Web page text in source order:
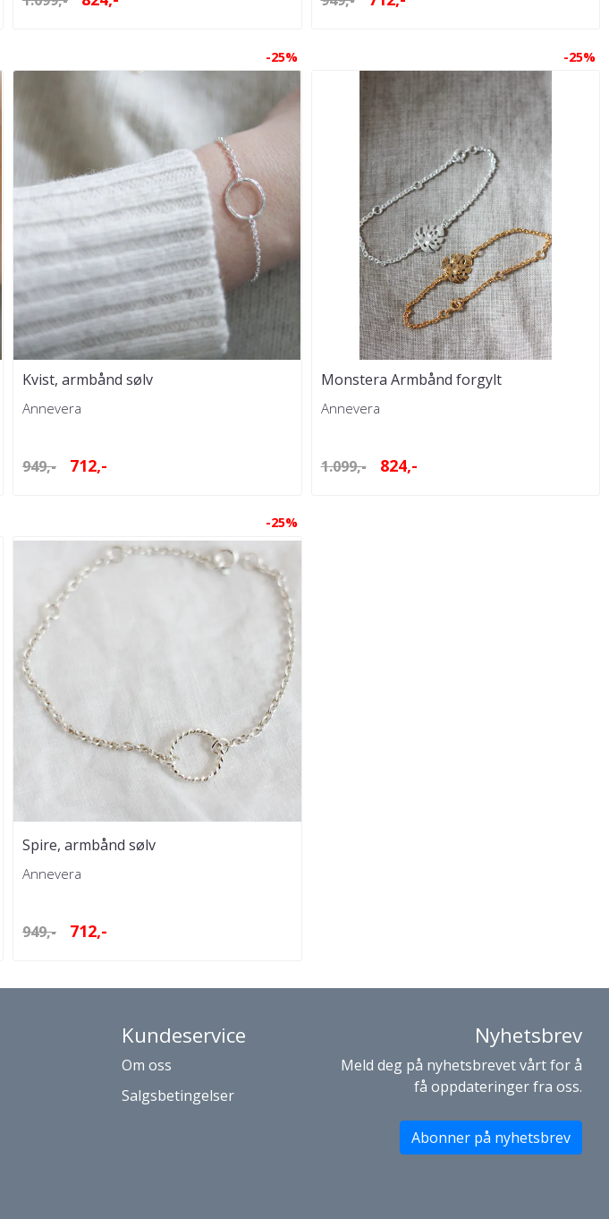
-25%
Kvist, armbånd sølv
Annevera
949,- 712,-
-25%
Monstera Armbånd forgylt
Annevera
1.099,- 824,-
-25%
Spire, armbånd sølv
Annevera
949,- 712,-
Kundeservice
Om oss
Salgsbetingelser
Nyhetsbrev
Meld deg på nyhetsbrevet vårt for å
få oppdateringer fra oss.
Abonner på nyhetsbrev